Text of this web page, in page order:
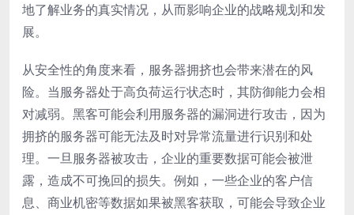
地了解业务的真实情况，从而影响企业的战略规划和发
展。
从安全性的角度来看，服务器拥挤也会带来潜在的风
险。当服务器处于高负荷运行状态时，其防御能力会相
对减弱。黑客可能会利用服务器的漏洞进行攻击，因为
拥挤的服务器可能无法及时对异常流量进行识别和处
理。一旦服务器被攻击，企业的重要数据可能会被泄
露，造成不可挽回的损失。例如，一些企业的客户信
息、商业机密等数据如果被黑客获取，可能会导致企业